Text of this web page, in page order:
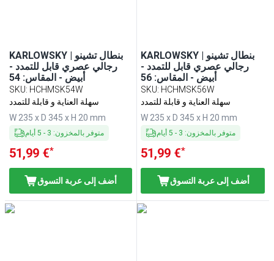
KARLOWSKY | بنطال تشينو
رجالي عصري قابل للتمدد -
أبيض - المقاس: 54
SKU: HCHMSK54W
سهلة العناية و قابلة للتمدد
W 235 x D 345 x H 20 mm
متوفر بالمخزون:
3
-
5 أيام
51,99 €*
أضف إلى عربة التسوق
KARLOWSKY | بنطال تشينو
رجالي عصري قابل للتمدد -
أبيض - المقاس: 56
SKU: HCHMSK56W
سهلة العناية و قابلة للتمدد
W 235 x D 345 x H 20 mm
متوفر بالمخزون:
3
-
5 أيام
51,99 €*
أضف إلى عربة التسوق